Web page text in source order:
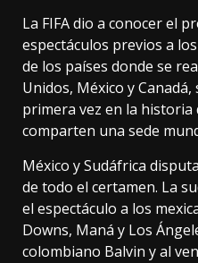
La FIFA dio a conocer el
espectáculos previos a
de los países donde se
Unidos, México y
primera vez en la historia
comparten una sede
México y Sudáfrica
de todo el certamen. La
el espectáculo a los
Downs, Maná y Los
colombiano Balvin y al